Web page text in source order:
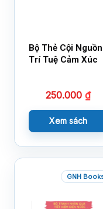
Bộ Thẻ Cội Nguồn
Trí Tuệ Cảm Xúc
250.000₫
Xem sách
GNH